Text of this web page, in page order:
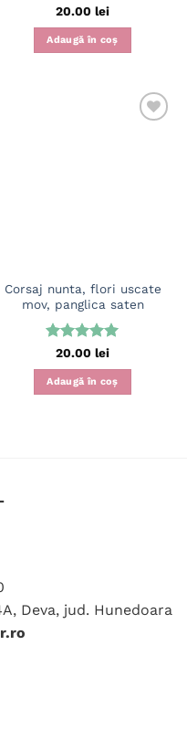
Evaluat la
5din 5
20.00 lei
Adaugă în coș
Corsaj nunta, flori uscate
mov, panglica saten
Evaluat la
5din 5
20.00 lei
Adaugă în coș
Deva, jud. Hunedoara